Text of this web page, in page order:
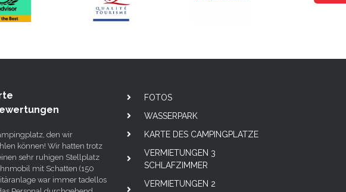
den wir
können! Wir hatten trotz
sehr ruhigen Stellplatz
mit Schatten (150
war immer tadellos
FOTOS
WASSERPARK
KARTE DES CAMPINGPLATZE
VERMIETUNGEN 3
SCHLAFZIMMER
VERMIETUNGEN 2